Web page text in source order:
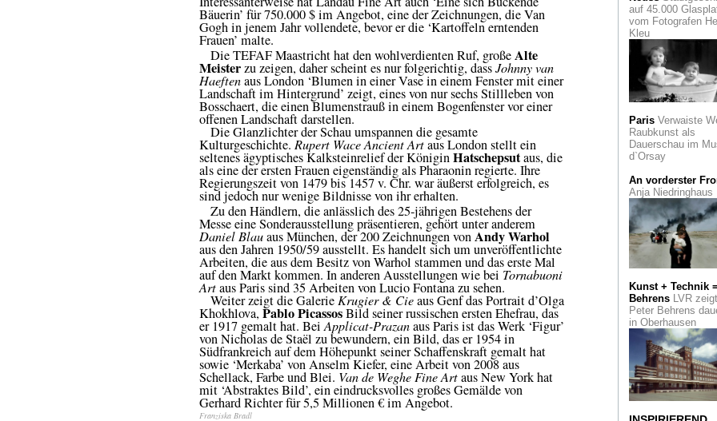
Bäuerin’ für 750.000 $ im Angebot, eine der Zeichnungen, die Van
Gogh in jenem Jahr vollendete, bevor er die ‘Kartoffeln erntenden
Frauen’ malte.
Die TEFAF Maastricht hat den wohlverdienten Ruf, großeAlte
Meisterzu zeigen, daher scheint es nur folgerichtig, dassJohnny van
Haeftenaus London ‘Blumen in einer Vase in einem Fenster mit einer
Landschaft im Hintergrund’ zeigt, eines von nur sechs Stillleben von
Bosschaert, die einen Blumenstrauß in einem Bogenfenster vor einer
offenen Landschaft darstellen.
Die Glanzlichter der Schau umspannen die gesamte
Kulturgeschichte. Rupert Wace Ancient Artaus London stellt ein
seltenes ägyptisches Kalksteinrelief der KöniginHatschepsutaus, die
als eine der ersten Frauen eigenständig als Pharaonin regierte. Ihre
Regierungszeit von 1479 bis 1457 v. Chr. war äußerst erfolgreich, es
sind jedoch nur wenige Bildnisse von ihr erhalten.
Zu den Händlern, die anlässlich des 25-jährigen Bestehens der
Messe eine Sonderausstellung präsentieren, gehört unter anderem
Daniel Blauaus München, der 200 Zeichnungen vonAndy Warhol
aus den Jahren 1950/59 ausstellt. Es handelt sich um unveröffentlichte
Arbeiten, die aus dem Besitz von Warhol stammen und das erste Mal
auf den Markt kommen. In anderen Ausstellungen wie bei Tornabuoni
Artaus Paris sind 35 Arbeiten von Lucio Fontana zu sehen.
Weiter zeigt die Galerie Krugier & Cieaus Genf das Portrait d’Olga
Khokhlova, Pablo PicassosBild seiner russischen ersten Ehefrau, das
er 1917 gemalt hat. BeiApplicat-Prazanaus Paris ist das Werk ‘Figur’
von Nicholas de Staël zu bewundern, ein Bild, das er 1954 in
Südfrankreich auf dem Höhepunkt seiner Schaffenskraft gemalt hat
sowie ‘Merkaba’ von Anselm Kiefer, eine Arbeit von 2008 aus
Schellack, Farbe und Blei. Van de Weghe Fine Artaus New York hat
mit ‘Abstraktes Bild’, ein eindrucksvolles großes Gemälde von
Gerhard Richter für 5,5 Millionen € im Angebot.
Franziska Bradl
Russische
zeitgenössische
aus Deutschland
Unorthodoxe
Der "Vater des
Symbolismus"
Moreau und seine
Schüler
Sie porträtierte "Im
der Menschen". Die
Fotografin Lotte
Alte Meister im
Vergleich: Zehn
Portraits der
Willem Craeyvanger
SLM in Aachen
Die Attraktivität
beautiful" in der
Köln-Art
Lob der Torheit.
Exzentriker und
kollektiver Mythos:
Narren, Künstler,
Der Sündenfall oder
Figure in the
Katharina Fritsch
auf 45.000
vom Fotografen
Kleu
ParisVerwaiste
Raubkunst als
Dauerschau im
d`Orsay
An vorderster
Anja Niedringhaus
Kunst + Technik =
BehrensLVR zeigt
Peter Behrens
in Oberhausen